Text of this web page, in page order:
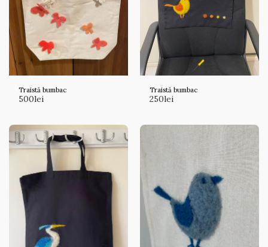
Traistă bumbac
500lei
Traistă bumbac
250lei